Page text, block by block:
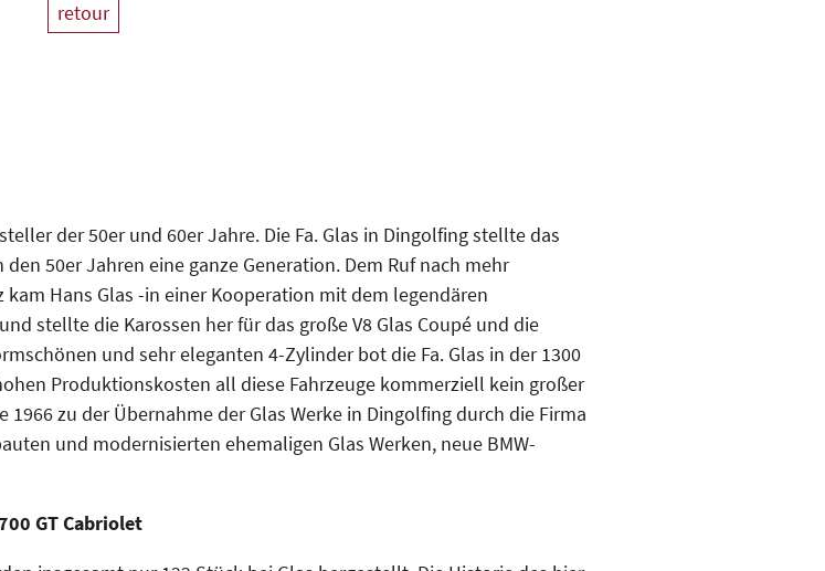
retour
der 50er und 60er Jahre. Die Fa. Glas in Dingolfing stellte das
50er Jahren eine ganze Generation. Dem Ruf nach mehr
Hans Glas -in einer Kooperation mit dem legendären
stellte die Karossen her für das große V8 Glas Coupé und die
und sehr eleganten 4-Zylinder bot die Fa. Glas in der 1300
Produktionskosten all diese Fahrzeuge kommerziell kein großer
zu der Übernahme der Glas Werke in Dingolfing durch die Firma
und modernisierten ehemaligen Glas Werken, neue BMW-
GT Cabriolet